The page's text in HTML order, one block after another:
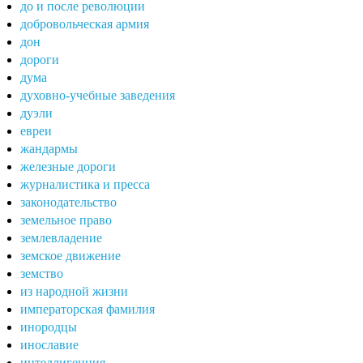
до и после революции
добровольческая армия
дон
дороги
дума
духовно-учебные заведения
дуэли
евреи
жандармы
железные дороги
журналистика и пресса
законодательство
земельное право
землевладение
земское движение
земство
из народной жизни
императорская фамилия
инородцы
инославие